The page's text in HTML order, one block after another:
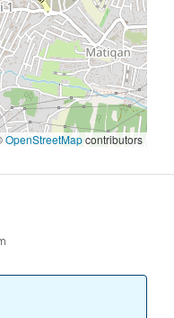
OpenStreetMapcontributors